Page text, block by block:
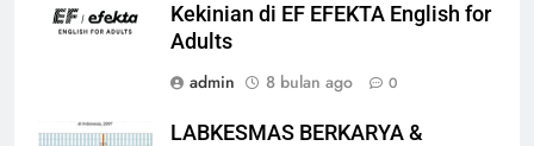
Kekinian di EF EFEKTA English for
Adults
admin
8 bulan ago 0
LABKESMAS BERKARYA &